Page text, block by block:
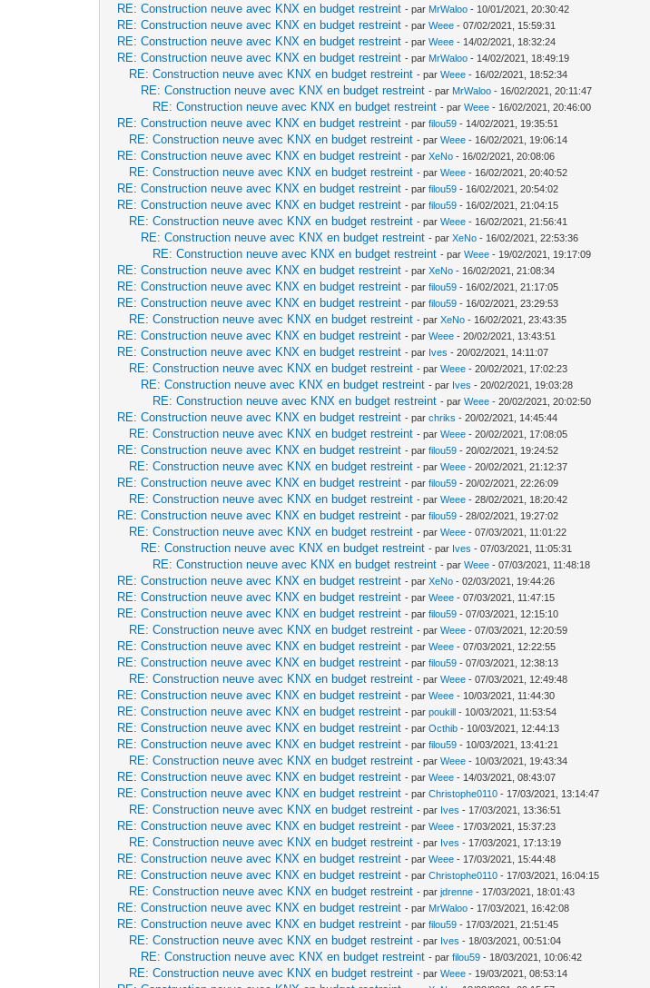
RE: Construction neuve avec KNX en budget restreint - par MrWaloo - 10/01/2021, 20:30:42
RE: Construction neuve avec KNX en budget restreint - parWeee - 07/02/2021, 15:59:31
RE: Construction neuve avec KNX en budget restreint - parWeee - 14/02/2021, 18:32:24
RE: Construction neuve avec KNX en budget restreint - par MrWaloo - 14/02/2021, 18:49:19
RE: Construction neuve avec KNX en budget restreint - parWeee - 16/02/2021, 18:52:34
RE: Construction neuve avec KNX en budget restreint - par MrWaloo - 16/02/2021, 20:11:47
RE: Construction neuve avec KNX en budget restreint - parWeee - 16/02/2021, 20:46:00
RE: Construction neuve avec KNX en budget restreint - parfilou59 - 14/02/2021, 19:35:51
RE: Construction neuve avec KNX en budget restreint - parWeee - 16/02/2021, 19:06:14
RE: Construction neuve avec KNX en budget restreint - parXeNo - 16/02/2021, 20:08:06
RE: Construction neuve avec KNX en budget restreint - parWeee - 16/02/2021, 20:40:52
RE: Construction neuve avec KNX en budget restreint - parfilou59 - 16/02/2021, 20:54:02
RE: Construction neuve avec KNX en budget restreint - parfilou59 - 16/02/2021, 21:04:15
RE: Construction neuve avec KNX en budget restreint - parWeee - 16/02/2021, 21:56:41
RE: Construction neuve avec KNX en budget restreint - parXeNo - 16/02/2021, 22:53:36
RE: Construction neuve avec KNX en budget restreint - parWeee - 19/02/2021, 19:17:09
RE: Construction neuve avec KNX en budget restreint - parXeNo - 16/02/2021, 21:08:34
RE: Construction neuve avec KNX en budget restreint - parfilou59 - 16/02/2021, 21:17:05
RE: Construction neuve avec KNX en budget restreint - parfilou59 - 16/02/2021, 23:29:53
RE: Construction neuve avec KNX en budget restreint - parXeNo - 16/02/2021, 23:43:35
RE: Construction neuve avec KNX en budget restreint - parWeee - 20/02/2021, 13:43:51
RE: Construction neuve avec KNX en budget restreint - par Ives - 20/02/2021, 14:11:07
RE: Construction neuve avec KNX en budget restreint - parWeee - 20/02/2021, 17:02:23
RE: Construction neuve avec KNX en budget restreint - par Ives - 20/02/2021, 19:03:28
RE: Construction neuve avec KNX en budget restreint - parWeee - 20/02/2021, 20:02:50
RE: Construction neuve avec KNX en budget restreint - parchriks - 20/02/2021, 14:45:44
RE: Construction neuve avec KNX en budget restreint - parWeee - 20/02/2021, 17:08:05
RE: Construction neuve avec KNX en budget restreint - parfilou59 - 20/02/2021, 19:24:52
RE: Construction neuve avec KNX en budget restreint - parWeee - 20/02/2021, 21:12:37
RE: Construction neuve avec KNX en budget restreint - parfilou59 - 20/02/2021, 22:26:09
RE: Construction neuve avec KNX en budget restreint - parWeee - 28/02/2021, 18:20:42
RE: Construction neuve avec KNX en budget restreint - parfilou59 - 28/02/2021, 19:27:02
RE: Construction neuve avec KNX en budget restreint - parWeee - 07/03/2021, 11:01:22
RE: Construction neuve avec KNX en budget restreint - par Ives - 07/03/2021, 11:05:31
RE: Construction neuve avec KNX en budget restreint - parWeee - 07/03/2021, 11:48:18
RE: Construction neuve avec KNX en budget restreint - parXeNo - 02/03/2021, 19:44:26
RE: Construction neuve avec KNX en budget restreint - parWeee - 07/03/2021, 11:47:15
RE: Construction neuve avec KNX en budget restreint - parfilou59 - 07/03/2021, 12:15:10
RE: Construction neuve avec KNX en budget restreint - parWeee - 07/03/2021, 12:20:59
RE: Construction neuve avec KNX en budget restreint - parWeee - 07/03/2021, 12:22:55
RE: Construction neuve avec KNX en budget restreint - parfilou59 - 07/03/2021, 12:38:13
RE: Construction neuve avec KNX en budget restreint - parWeee - 07/03/2021, 12:49:48
RE: Construction neuve avec KNX en budget restreint - parWeee - 10/03/2021, 11:44:30
RE: Construction neuve avec KNX en budget restreint - parpoukill - 10/03/2021, 11:53:54
RE: Construction neuve avec KNX en budget restreint - parOcthib - 10/03/2021, 12:44:13
RE: Construction neuve avec KNX en budget restreint - parfilou59 - 10/03/2021, 13:41:21
RE: Construction neuve avec KNX en budget restreint - parWeee - 10/03/2021, 19:43:34
RE: Construction neuve avec KNX en budget restreint - parWeee - 14/03/2021, 08:43:07
RE: Construction neuve avec KNX en budget restreint - parChristophe0110 - 17/03/2021, 13:14:47
RE: Construction neuve avec KNX en budget restreint - par Ives - 17/03/2021, 13:36:51
RE: Construction neuve avec KNX en budget restreint - parWeee - 17/03/2021, 15:37:23
RE: Construction neuve avec KNX en budget restreint - par Ives - 17/03/2021, 17:13:19
RE: Construction neuve avec KNX en budget restreint - parWeee - 17/03/2021, 15:44:48
RE: Construction neuve avec KNX en budget restreint - parChristophe0110 - 17/03/2021, 16:04:15
RE: Construction neuve avec KNX en budget restreint - parjdrenne - 17/03/2021, 18:01:43
RE: Construction neuve avec KNX en budget restreint - par MrWaloo - 17/03/2021, 16:42:08
RE: Construction neuve avec KNX en budget restreint - parfilou59 - 17/03/2021, 21:51:45
RE: Construction neuve avec KNX en budget restreint - par Ives - 18/03/2021, 00:51:04
RE: Construction neuve avec KNX en budget restreint - parfilou59 - 18/03/2021, 10:06:42
RE: Construction neuve avec KNX en budget restreint - parWeee - 19/03/2021, 08:53:14